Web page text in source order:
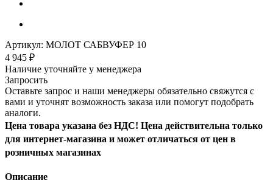
Артикул: МОЛОТ САБВУФЕР 10
4 945 ₽
Наличие уточняйте у менеджера
Запросить
Оставьте запрос и наши менеджеры обязательно свяжутся с
вами и уточнят возможность заказа или помогут подобрать
аналоги.
Цена товара указана без НДС! Цена действительна только
для интернет-магазина и может отличаться от цен в
розничных магазинах
Описание